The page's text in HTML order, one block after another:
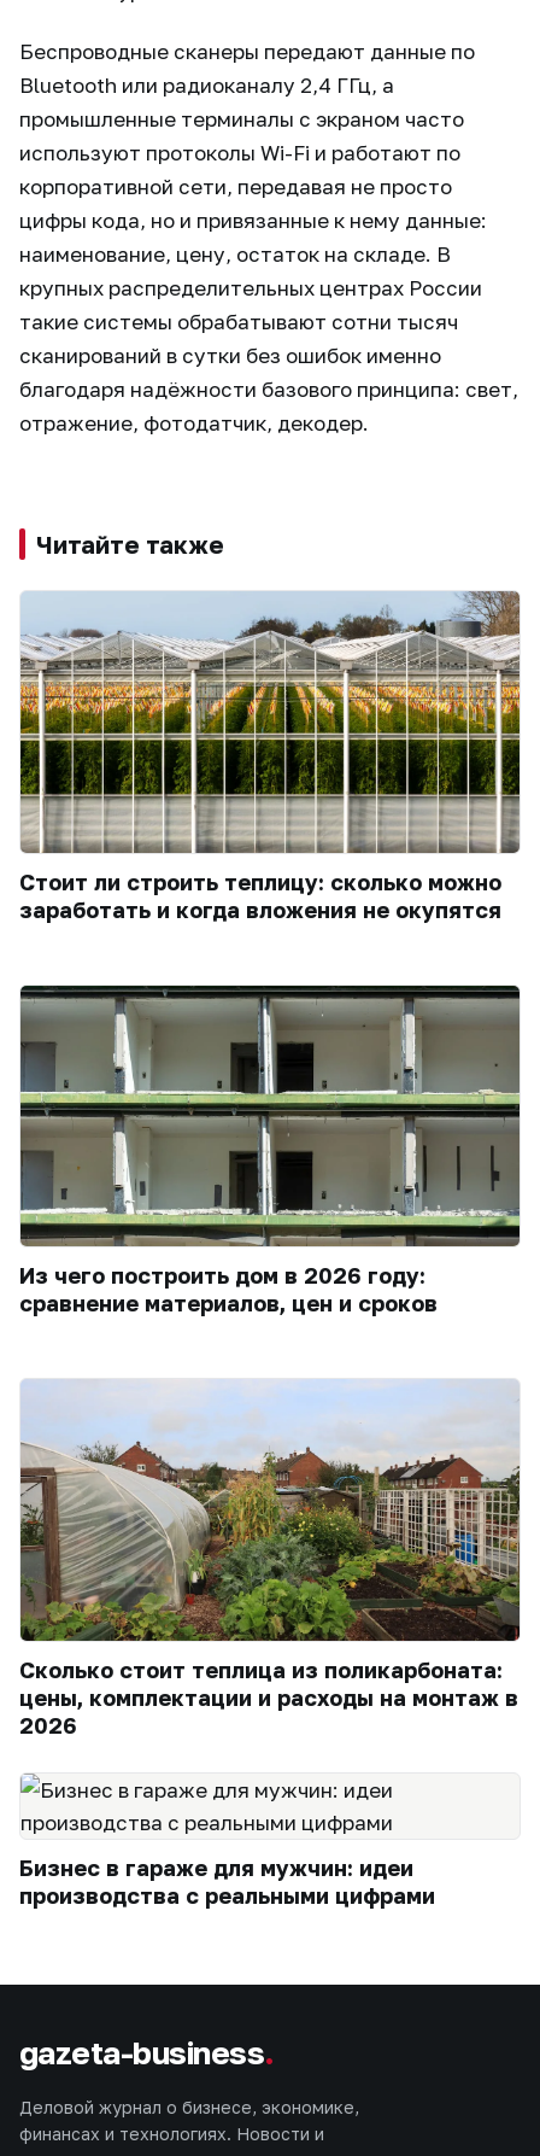
Беспроводные сканеры передают данные по
Bluetooth или радиоканалу 2,4 ГГц, а
промышленные терминалы с экраном часто
используют протоколы Wi-Fi и работают по
корпоративной сети, передавая не просто
цифры кода, но и привязанные к нему данные:
наименование, цену, остаток на складе. В
крупных распределительных центрах России
такие системы обрабатывают сотни тысяч
сканирований в сутки без ошибок именно
благодаря надёжности базового принципа: свет,
отражение, фотодатчик, декодер.
Читайте также
Стоит ли строить теплицу: сколько можно
заработать и когда вложения не окупятся
Из чего построить дом в 2026 году:
сравнение материалов, цен и сроков
Сколько стоит теплица из поликарбоната:
цены, комплектации и расходы на монтаж в
2026
Бизнес в гараже для мужчин: идеи
производства с реальными цифрами
gazeta-business.
Деловой журнал о бизнесе, экономике,
финансах и технологиях. Новости и